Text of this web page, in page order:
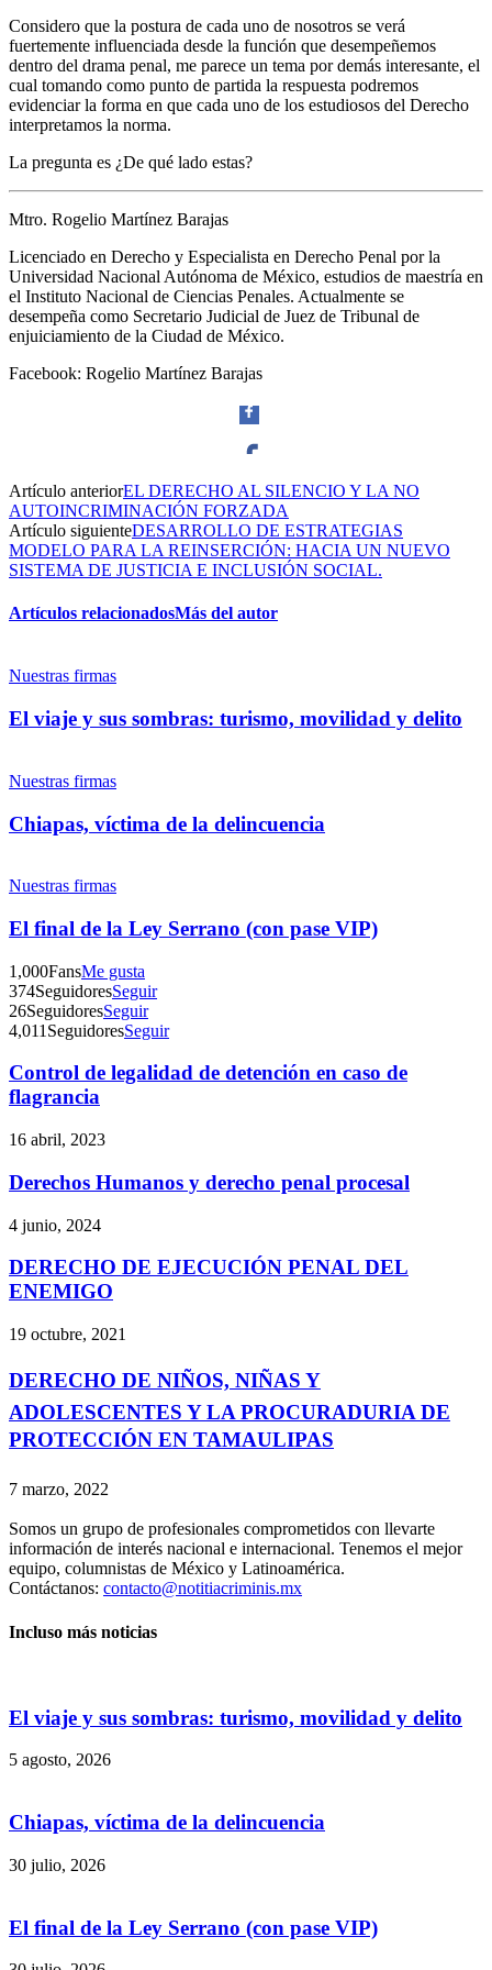
Threads
Considero que la postura de cada uno de nosotros se verá
fuertemente influenciada desde la función que desempeñemos
dentro del drama penal, me parece un tema por demás interesante, el
cual tomando como punto de partida la respuesta podremos
evidenciar la forma en que cada uno de los estudiosos del Derecho
interpretamos la norma.
La pregunta es ¿De qué lado estas?
Mtro. Rogelio Martínez Barajas
Licenciado en Derecho y Especialista en Derecho Penal por la
Universidad Nacional Autónoma de México, estudios de maestría en
el Instituto Nacional de Ciencias Penales. Actualmente se
desempeña como Secretario Judicial de Juez de Tribunal de
enjuiciamiento de la Ciudad de México.
Facebook: Rogelio Martínez Barajas
Facebook
Twitter
Linkedin
Artículo anteriorEL DERECHO AL SILENCIO Y LA NO
AUTOINCRIMINACIÓN FORZADA
Artículo siguienteDESARROLLO DE ESTRATEGIAS
MODELO PARA LA REINSERCIÓN: HACIA UN NUEVO
SISTEMA DE JUSTICIA E INCLUSIÓN SOCIAL.
Artículos relacionadosMás del autor
Nuestras firmas
El viaje y sus sombras: turismo, movilidad y delito
Nuestras firmas
Chiapas, víctima de la delincuencia
Nuestras firmas
El final de la Ley Serrano (con pase VIP)
1,000FansMe gusta
374SeguidoresSeguir
26SeguidoresSeguir
4,011 SeguidoresSeguir
Control de legalidad de detención en caso de
flagrancia
16 abril, 2023
Derechos Humanos y derecho penal procesal
4 junio, 2024
DERECHO DE EJECUCIÓN PENAL DEL
ENEMIGO
19 octubre, 2021
DERECHO DE NIÑOS, NIÑAS Y
ADOLESCENTES Y LA PROCURADURIA DE
PROTECCIÓN EN TAMAULIPAS
7 marzo, 2022
Somos un grupo de profesionales comprometidos con llevarte
información de interés nacional e internacional. Tenemos el mejor
equipo, columnistas de México y Latinoamérica.
Contáctanos: contacto@notitiacriminis.mx
Incluso más noticias
El viaje y sus sombras: turismo, movilidad y delito
5 agosto, 2026
Chiapas, víctima de la delincuencia
30 julio, 2026
El final de la Ley Serrano (con pase VIP)